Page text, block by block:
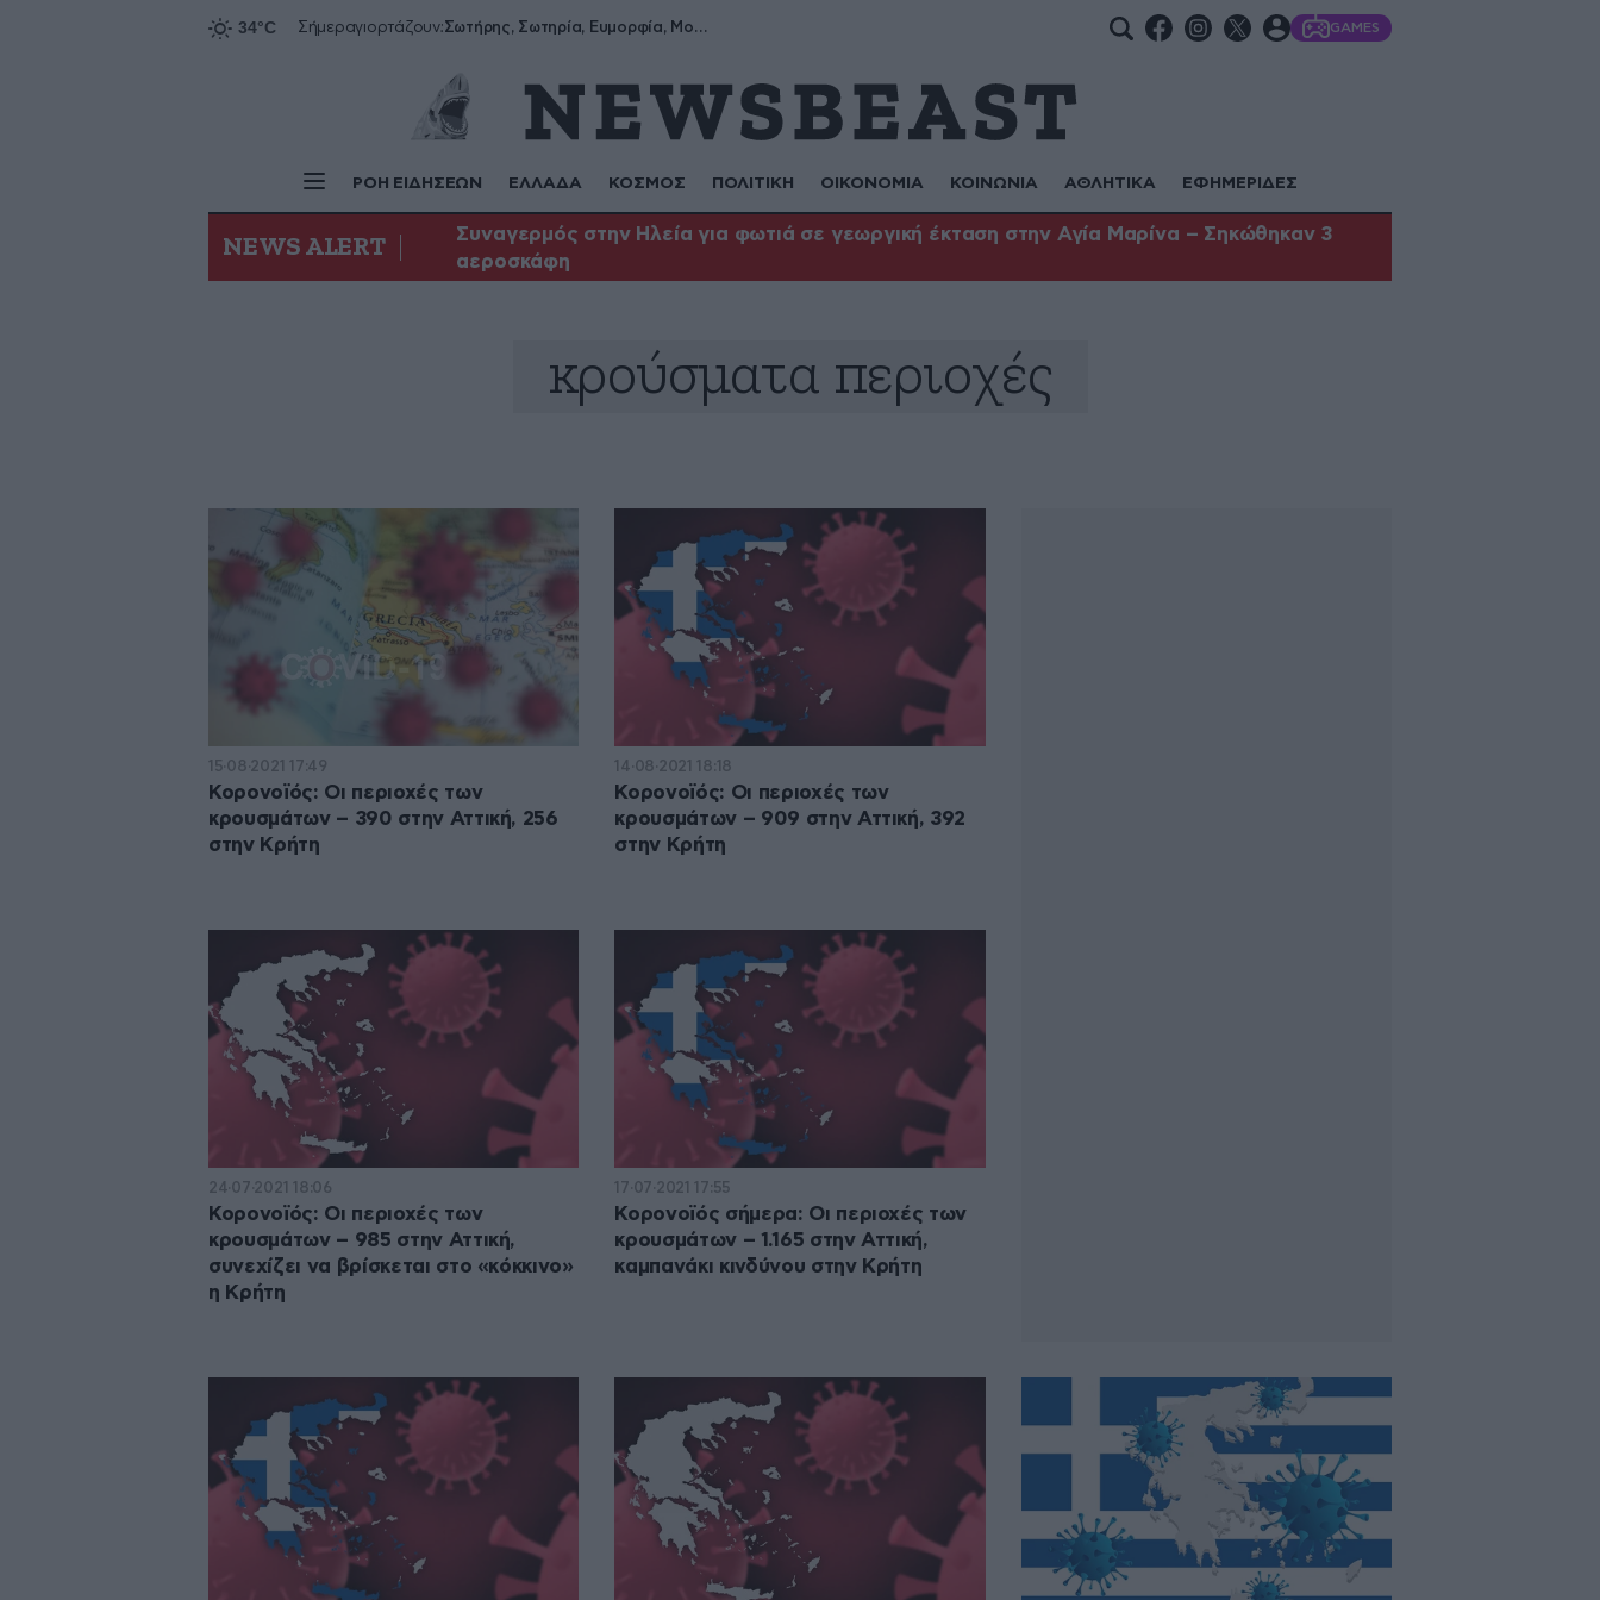
Σήμεραγιορτάζουν: Σωτήρης, Σωτηρία, Ευμορφία, Μορφούλα GAMES
ΡΟΗ ΕΙΔΗΣΕΩΝ ΕΛΛΑΔΑ ΚΟΣΜΟΣ ΠΟΛΙΤΙΚΗ ΟΙΚΟΝΟΜΙΑ ΚΟΙΝΩΝΙΑ ΑΘΛΗΤΙΚΑ ΕΦΗΜΕΡΙΔΕΣ
NEWS ALERT
Συναγερμός στην Ηλεία για φωτιά σε γεωργική έκταση στην Αγία Μαρίνα – Σηκώθηκαν 3
αεροσκάφη
κρούσματα περιοχές
15·08·2021 17:49
Κορονοϊός: Οι περιοχές των
κρουσμάτων – 390 στην Αττική, 256
στην Κρήτη
14·08·2021 18:18
Κορονοϊός: Οι περιοχές των
κρουσμάτων – 909 στην Αττική, 392
στην Κρήτη
24·07·2021 18:06
Κορονοϊός: Οι περιοχές των
κρουσμάτων – 985 στην Αττική,
συνεχίζει να βρίσκεται στο «κόκκινο»
η Κρήτη
17·07·2021 17:55
Κορονοϊός σήμερα: Οι περιοχές των
κρουσμάτων – 1.165 στην Αττική,
καμπανάκι κινδύνου στην Κρήτη